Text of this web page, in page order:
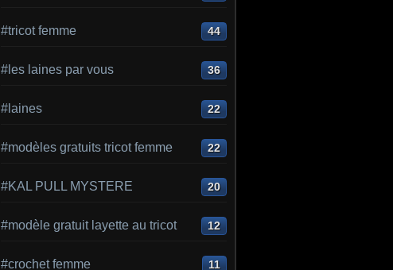
#tricot femme 44
#les laines par vous 36
#laines 22
#modèles gratuits tricot femme 22
#KAL PULL MYSTERE 20
#modèle gratuit layette au tricot 12
#crochet femme 11